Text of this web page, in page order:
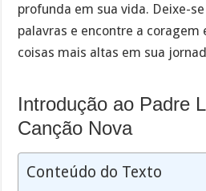
profunda em sua vida. Deixe-
palavras e encontre a coragem
coisas mais altas em sua
Introdução ao Padre
Canção Nova
Conteúdo do Texto